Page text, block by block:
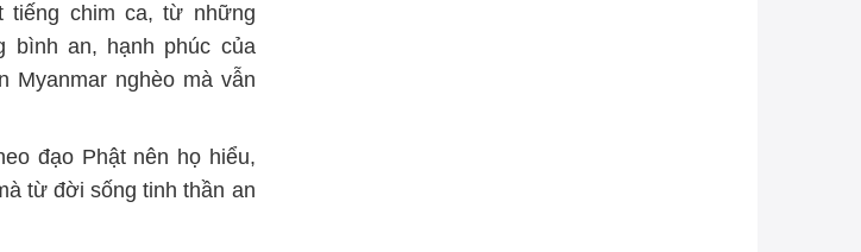
tiếng chim ca, từ những
bình an, hạnh phúc của
Myanmar nghèo mà vẫn
đạo Phật nên họ hiểu,
từ đời sống tinh thần an